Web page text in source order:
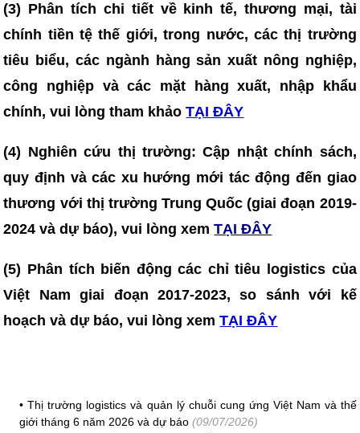
(3) Phân tích chi tiết về kinh tế, thương mại, tài
chính tiền tệ thế giới, trong nước, các thị trường
tiêu biểu, các ngành hàng sản xuất nông nghiệp,
công nghiệp và các mặt hàng xuất, nhập khẩu
chính, vui lòng tham khảo TẠI ĐÂY
(4) Nghiên cứu thị trường: Cập nhật chính sách,
quy định và các xu hướng mới tác động đến giao
thương với thị trường Trung Quốc (giai đoạn 2019-
2024 và dự báo), vui lòng xemTẠI ĐÂY
(5) Phân tích biến động các chỉ tiêu logistics của
Việt Nam giai đoạn 2017-2023, so sánh với kế
hoạch và dự báo, vui lòng xemTẠI ĐÂY
•Thị trường logistics và quản lý chuỗi cung ứng Việt Nam và thế
giới tháng 6 năm 2026 và dự báo (09/07/2026)